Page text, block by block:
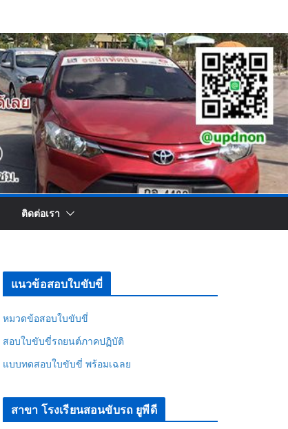
ติดต่อเรา
แนวข้อสอบใบขับขี่
หมวดข้อสอบใบขับขี่
สอบใบขับขี่รถยนต์ภาคปฏิบัติ
แบบทดสอบใบขับขี่ พร้อมเฉลย
สาขา โรงเรียนสอนขับรถ ยูพีดี